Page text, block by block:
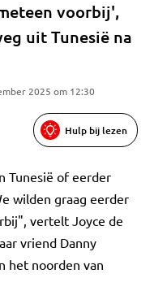
voorbij',
uit Tunesië na
2025 om 12:30
Hulp bij lezen
Tunesië of eerder
wilden graag eerder
vertelt Joyce de
vriend Danny
het noorden van